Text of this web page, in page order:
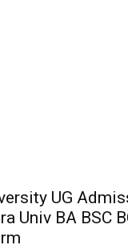
UG
Univ BA BSC